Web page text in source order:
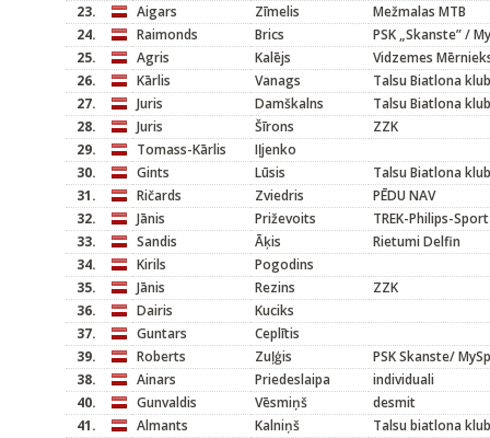
23.
Aigars Zīmelis
Mežmalas MTB
24.
Raimonds Brics
PSK „Skanste” /
25.
Agris Kalējs
Vidzemes
26.
Kārlis Vanags
Talsu Biatlona
27.
Juris Damškalns
Talsu Biatlona
28.
Juris Šīrons
ZZK
29.
Tomass-Kārlis
Iļjenko
30.
Gints Lūsis
Talsu Biatlona
31.
Ričards Zviedris
PĒDU NAV
32.
Jānis Priževoits
TREK-Philips-
33.
Sandis Āķis
Rietumi Delfin
34.
Kirils
Pogodins
35.
Jānis Rezins
ZZK
36.
Dairis
Kuciks
37.
Guntars
Ceplītis
39.
Roberts Zuļģis
PSK Skanste/
38.
Ainars Priedeslaipa
individuali
40.
Gunvaldis Vēsmiņš
desmit
41.
Almants Kalniņš
Talsu biatlona